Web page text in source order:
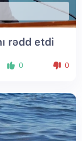
rədd etdi
0 0